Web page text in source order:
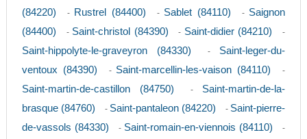
(84220)
- Rustrel (84400) - Sablet (84110) - Saignon
(84400)
- Saint-christol (84390) - Saint-didier (84210) -
Saint-hippolyte-le-graveyron (84330) - Saint-leger-du-
ventoux (84390)
- Saint-marcellin-les-vaison (84110) -
Saint-martin-de-castillon (84750) - Saint-martin-de-la-
brasque (84760)
- Saint-pantaleon (84220) - Saint-pierre-
de-vassols (84330)
- Saint-romain-en-viennois (84110) -